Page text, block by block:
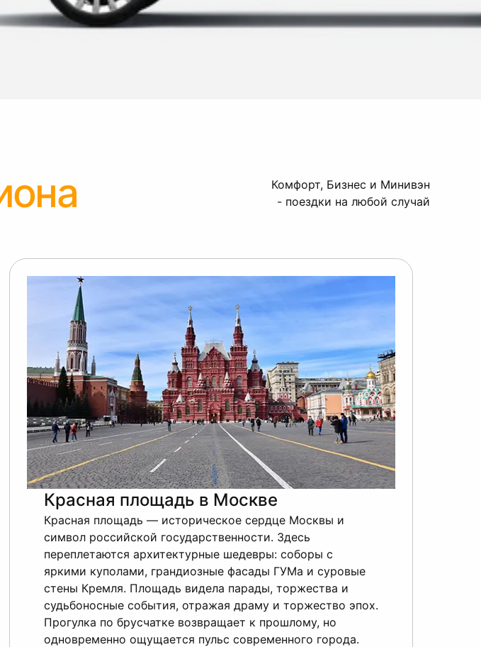
Комфорт, Бизнес и Минивэн
- поездки на любой случай
Красная площадь в Москве
Красная площадь — историческое сердце Москвы и
символ российской государственности. Здесь
переплетаются архитектурные шедевры: соборы с
яркими куполами, грандиозные фасады ГУМа и суровые
стены Кремля. Площадь видела парады, торжества и
судьбоносные события, отражая драму и торжество эпох.
Прогулка по брусчатке возвращает к прошлому, но
одновременно ощущается пульс современного города.